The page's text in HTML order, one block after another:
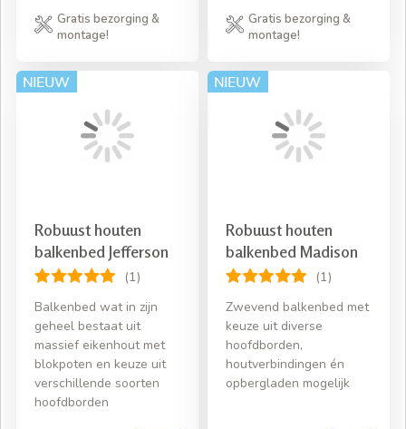
Gratis bezorging &
montage!
Gratis bezorging &
montage!
Robuust houten
balkenbed Jefferson
(1)
Balkenbed wat in zijn
geheel bestaat uit
massief eikenhout met
blokpoten en keuze uit
verschillende soorten
hoofdborden
Robuust houten
balkenbed Madison
(1)
Zwevend balkenbed met
keuze uit diverse
hoofdborden,
houtverbindingen én
opbergladen mogelijk